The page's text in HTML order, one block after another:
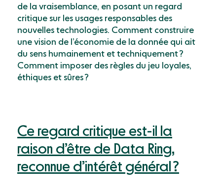
de la vraisemblance, en posant un regard
critique sur les usages responsables des
nouvelles technologies. Comment construire
une vision de l’économie de la donnée qui ait
du sens humainement et techniquement ?
Comment imposer des règles du jeu loyales,
éthiques et sûres ?
Ce regard critique est-il la
raison d’être de Data Ring,
reconnue d’intérêt général ?